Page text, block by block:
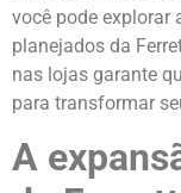
você pode explorar
planejados da
nas lojas garante
para transformar
A